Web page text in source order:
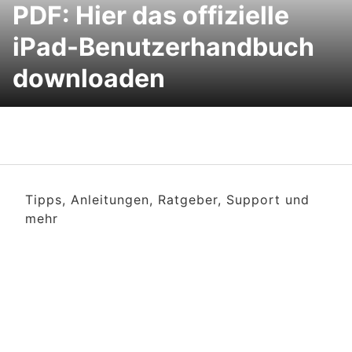
PDF: Hier das offizielle
iPad-Benutzerhandbuch
downloaden
Tipps, Anleitungen, Ratgeber, Support und
mehr